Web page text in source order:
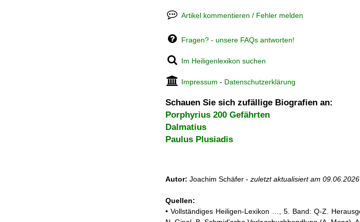
Artikel kommentieren / Fehler melden
Fragen? - unsere FAQs antworten!
Im Heiligenlexikon suchen
Impressum - Datenschutzerklärung
Schauen Sie sich zufällige Biografien an:
Porphyrius 200 Gefährten
Dalmatius
Paulus Plusiadis
Autor: Joachim Schäfer - zuletzt aktualisiert am 09.06.2026
Quellen:
• Vollständiges Heiligen-Lexikon …, 5. Band: Q-Z.